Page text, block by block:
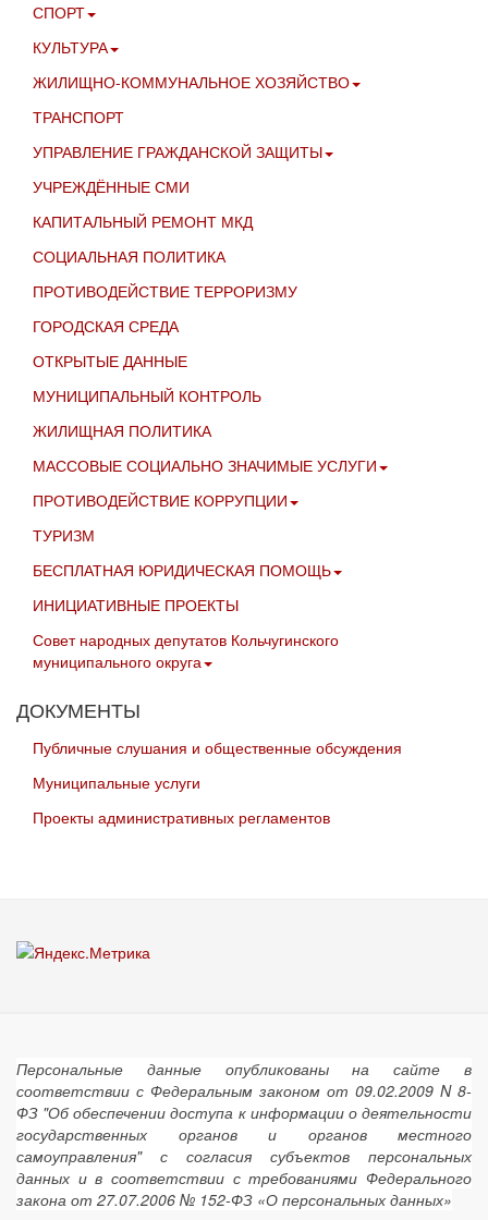
СПОРТ
КУЛЬТУРА
ЖИЛИЩНО-КОММУНАЛЬНОЕ ХОЗЯЙСТВО
ТРАНСПОРТ
УПРАВЛЕНИЕ ГРАЖДАНСКОЙ ЗАЩИТЫ
УЧРЕЖДЁННЫЕ СМИ
КАПИТАЛЬНЫЙ РЕМОНТ МКД
СОЦИАЛЬНАЯ ПОЛИТИКА
ПРОТИВОДЕЙСТВИЕ ТЕРРОРИЗМУ
ГОРОДСКАЯ СРЕДА
ОТКРЫТЫЕ ДАННЫЕ
МУНИЦИПАЛЬНЫЙ КОНТРОЛЬ
ЖИЛИЩНАЯ ПОЛИТИКА
МАССОВЫЕ СОЦИАЛЬНО ЗНАЧИМЫЕ УСЛУГИ
ПРОТИВОДЕЙСТВИЕ КОРРУПЦИИ
ТУРИЗМ
БЕСПЛАТНАЯ ЮРИДИЧЕСКАЯ ПОМОЩЬ
ИНИЦИАТИВНЫЕ ПРОЕКТЫ
Совет народных депутатов Кольчугинского
муниципального округа
ДОКУМЕНТЫ
Публичные слушания и общественные обсуждения
Муниципальные услуги
Проекты административных регламентов
Персональные данные опубликованы на сайте в
соответствии с Федеральным законом от 09.02.2009 N 8-
ФЗ "Об обеспечении доступа к информации о деятельности
государственных органов и органов местного
самоуправления" с согласия субъектов персональных
данных и в соответствии с требованиями Федерального
закона от 27.07.2006 № 152-ФЗ «О персональных данных»